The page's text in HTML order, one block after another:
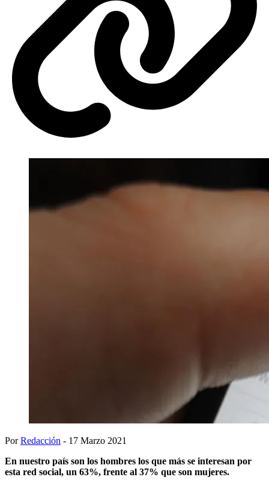
PorRedacción - 17 Marzo 2021
En nuestro país son los hombres los que más se interesan por
esta red social, un 63%, frente al 37% que son mujeres.